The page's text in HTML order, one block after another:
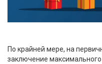
По крайней мере, на
заключение